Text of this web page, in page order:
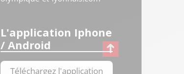
L'application Iphone
/ Android
Téléchargez l'application